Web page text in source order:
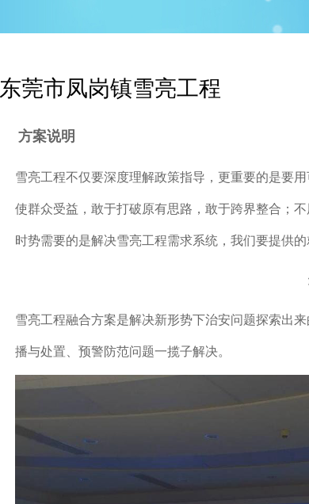
东莞市凤岗镇雪亮工程
方案说明
雪亮工程不仅要深度理解政策指导，更重要的是要
使群众受益，敢于打破原有思路，敢于跨界整合；
时势需要的是解决雪亮工程需求系统，我们要提供
雪亮工程融合方案是解决新形势下治安问题探索出
播与处置、预警防范问题一揽子解决。